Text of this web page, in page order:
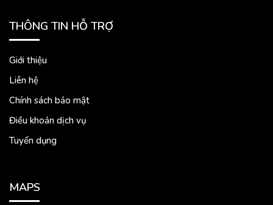
THÔNG TIN HỖ TRỢ
Giới thiệu
Liên hệ
Chính sách bảo mật
Điều khoản dịch vụ
Tuyển dụng
MAPS